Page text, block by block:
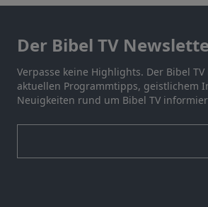
Der Bibel TV
Verpasse keine Highlights. Der Bibel
aktuellen Programmtipps, geistlichem
Neuigkeiten rund um Bibel TV